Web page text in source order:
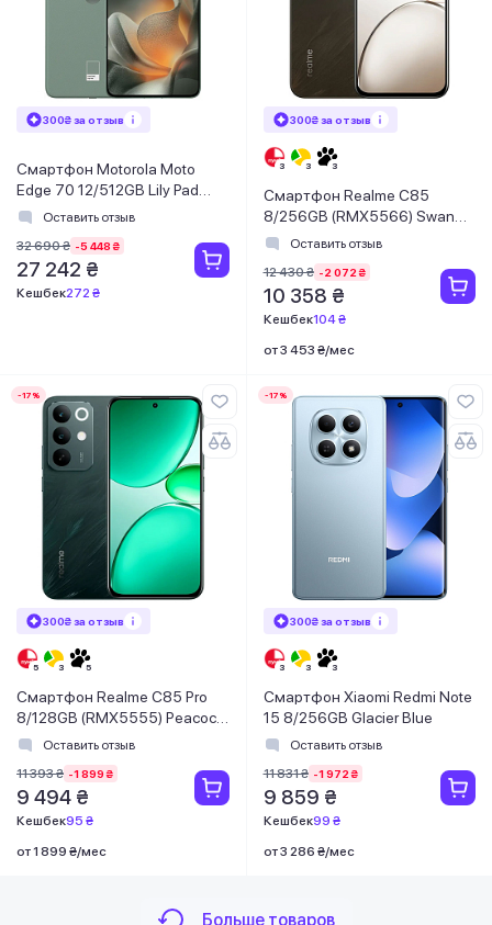
300₴ за отзыв
Смартфон Motorola Moto
Edge 70 12/512GB Lily Pad
(PBA50025RS)
Оставить отзыв
32 690 ₴ -5 448 ₴
27 242 ₴
Кешбек272 ₴
300₴ за отзыв
Смартфон Realme C85
8/256GB (RMX5566) Swan
BlackОставить отзыв
12 430 ₴ -2 072 ₴
10 358 ₴
Кешбек104 ₴
от 3 453 ₴/мес
-17%
300₴ за отзыв
Смартфон Realme C85 Pro
8/128GB (RMX5555) Peacock
GreenОставить отзыв
11 393 ₴ -1 899 ₴
9 494 ₴
Кешбек95 ₴
от 1 899 ₴/мес
-17%
300₴ за отзыв
Смартфон Xiaomi Redmi Note
15 8/256GB Glacier Blue
Оставить отзыв
11 831 ₴ -1 972 ₴
9 859 ₴
Кешбек99 ₴
от 3 286 ₴/мес
Больше товаров